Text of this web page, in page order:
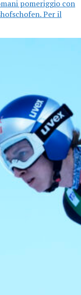
pomeriggio con
Per il